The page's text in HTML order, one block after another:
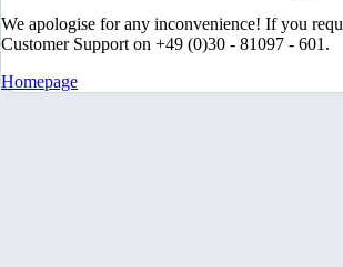
We apologise for any inconvenience! If you
Customer Support on +49 (0)30 - 81097 - 601.
Homepage